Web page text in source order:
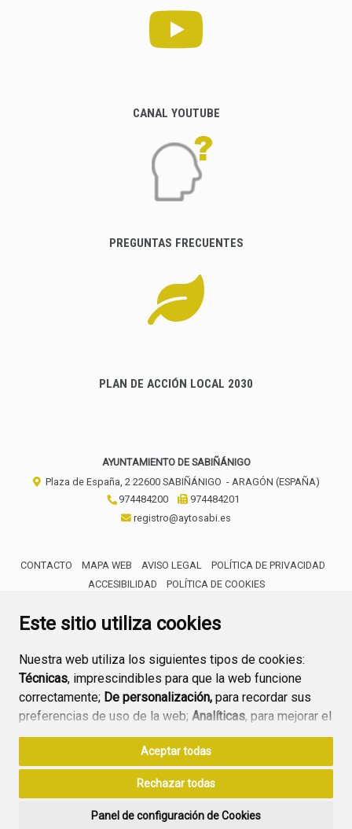
Este sitio utiliza cookies
Nuestra web utiliza los siguientes tipos de cookies:
Técnicas, imprescindibles para que la web funcione
correctamente; De personalización, para recordar sus
preferencias de uso de la web; Analíticas, para mejorar el
funcionamiento de la web y sus servicios.
Si acepta pulsando el botón“Aceptar todas”
consideramos que acepta su uso. Si pulsa el botón
ninguna acción, se guardarán las cookies técnicas
Aceptar todas
Rechazar todas
Panel de configuración de Cookies
CANAL YOUTUBE
PREGUNTAS FRECUENTES
PLAN DE ACCIÓN LOCAL 2030
AYUNTAMIENTO DE SABIÑÁNIGO
Plaza de España, 2 22600 SABIÑÁNIGO - ARAGÓN (ESPAÑA)
974484200
974484201
registro@aytosabi.es
CONTACTO MAPA WEB AVISO LEGAL
POLÍTICA DE PRIVACIDAD
ACCESIBILIDAD
POLÍTICA DE COOKIES